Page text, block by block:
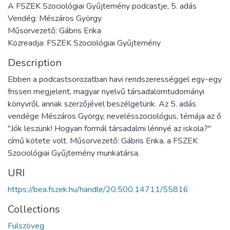
A FSZEK Szociológiai Gyűjtemény podcastje, 5. adás
Vendég: Mészáros György
Műsorvezető: Gábris Erika
Közreadja: FSZEK Szociológiai Gyűjtemény
Description
Ebben a podcastsorozatban havi rendszerességgel egy-egy
frissen megjelent, magyar nyelvű társadalomtudományi
könyvről, annak szerzőjével beszélgetünk. Az 5. adás
vendége Mészáros György, nevelésszociológus, témája az ő
"Jók leszünk! Hogyan formál társadalmi lénnyé az iskola?"
című kötete volt. Műsorvezető: Gábris Erika, a FSZEK
Szociológiai Gyűjtemény munkatársa.
URI
https://bea.fszek.hu/handle/20.500.14711/55816
Collections
Fülszöveg